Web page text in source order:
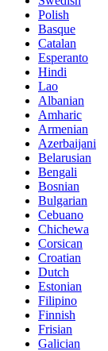
Polish
Basque
Catalan
Esperanto
Hindi
Lao
Albanian
Amharic
Armenian
Azerbaijani
Belarusian
Bengali
Bosnian
Bulgarian
Cebuano
Chichewa
Corsican
Croatian
Dutch
Estonian
Filipino
Finnish
Frisian
Galician